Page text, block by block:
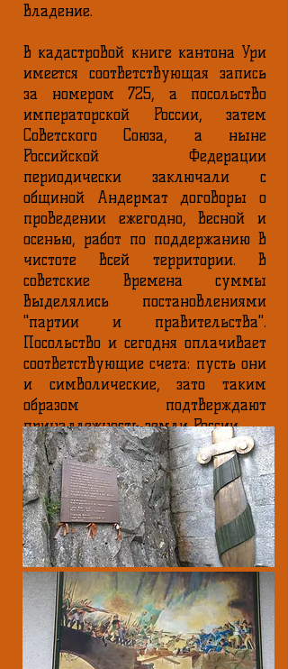
владение.
В кадастровой книге кантона Ури
имеется соответствующая запись
за номером 725, а посольство
императорской России, затем
Советского Союза, а ныне
Российской Федерации
периодически заключали с
общиной Андермат договоры о
проведении ежегодно, весной и
осенью, работ по поддержанию в
чистоте всей территории. В
советские времена суммы
выделялись постановлениями
"партии и правительства".
Посольство и сегодня оплачивает
соответствующие счета: пусть они
и символические, зато таким
образом подтверждают
принадлежность земли России.